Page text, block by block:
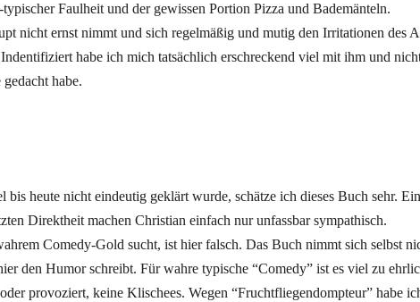
Faulheit und der gewissen Portion Pizza und Bademänteln.
nicht ernst nimmt und sich regelmäßig und mutig den Irritationen des
habe ich mich tatsächlich erschreckend viel mit ihm und
habe.
heute nicht eindeutig geklärt wurde, schätze ich dieses Buch sehr.
Direktheit machen Christian einfach nur unfassbar sympathisch.
Comedy-Gold sucht, ist hier falsch. Das Buch nimmt sich selbst
den Humor schreibt. Für wahre typische “Comedy” ist es viel zu
provoziert, keine Klischees. Wegen “Fruchtfliegendompteur” habe